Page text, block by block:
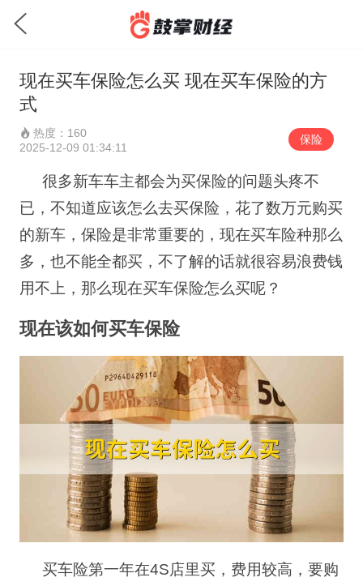
现在买车保险怎么买 现在买车保险的方
式
热度：160
2025-12-09 01:34:11
保险
很多新车车主都会为买保险的问题头疼不
已，不知道应该怎么去买保险，花了数万元购买
的新车，保险是非常重要的，现在买车险种那么
多，也不能全都买，不了解的话就很容易浪费钱
用不上，那么现在买车保险怎么买呢？
现在该如何买车保险
买车险第一年在4S店里买，费用较高，要购